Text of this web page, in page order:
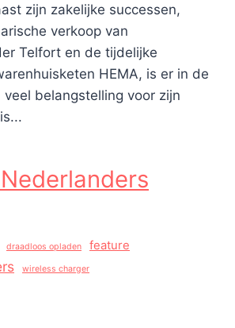
zijn zakelijke successen,
verkoop van
Telfort en de tijdelijke
HEMA, is er in de
belangstelling voor zijn
draadloos opladen feature
wireless charger